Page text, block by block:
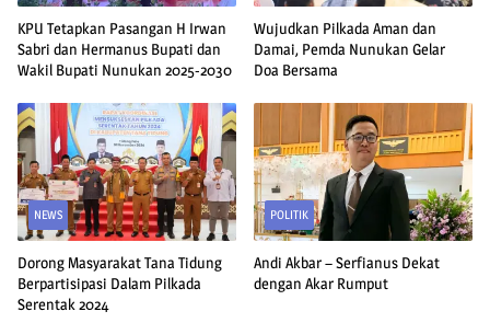
KPU Tetapkan Pasangan H Irwan
Sabri dan Hermanus Bupati dan
Wakil Bupati Nunukan 2025-2030
Wujudkan Pilkada Aman dan
Damai, Pemda Nunukan Gelar
Doa Bersama
NEWS
Dorong Masyarakat Tana Tidung
Berpartisipasi Dalam Pilkada
Serentak 2024
POLITIK
Andi Akbar – Serfianus Dekat
dengan Akar Rumput